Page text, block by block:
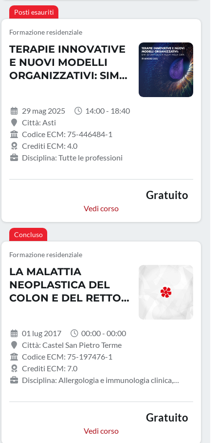
Posti esauriti
Formazione residenziale
TERAPIE INNOVATIVE
E NUOVI MODELLI
ORGANIZZATIVI: SIMT
29 mag 2025
14:00 - 18:40
Città: Asti
Codice ECM: 75-446484-1
Crediti ECM: 4.0
Disciplina: Tutte le professioni
Gratuito
Vedi corso
Concluso
Formazione residenziale
LA MALATTIA
NEOPLASTICA DEL
COLON E DEL RETTO
01 lug 2017
00:00 - 00:00
Città: Castel San Pietro Terme
Codice ECM: 75-197476-1
Crediti ECM: 7.0
Disciplina: Allergologia e immunologia clinica,
Angiologia, Assistente sanitario, Audiologia e foniatria,
Biochimica clinica, Biologo, Cardiochirurgia,
Cardiologia, Chimica, Chirurgia generale, Chirurgia
Gratuito
Vedi corso